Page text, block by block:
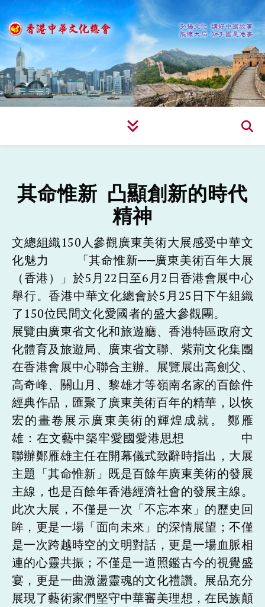
其命惟新 凸顯創新的時代
精神
文總組織150人參觀廣東美術大展感受中華文
化魅力 「其命惟新──廣東美術百年大展
（香港）」於5月22日至6月2日香港會展中心
舉行。香港中華文化總會於5月25日下午組織
了150位民間文化愛國者的盛大參觀團。
展覽由廣東省文化和旅遊廳、香港特區政府文
化體育及旅遊局、廣東省文聯、紫荊文化集團
在香港會展中心聯合主辦。展覽展出高劍父、
高奇峰、關山月、黎雄才等嶺南名家的百餘件
經典作品，匯聚了廣東美術百年的精華，以恢
宏的畫卷展示廣東美術的輝煌成就。 鄭雁
雄：在文藝中築牢愛國愛港思想 中
聯辦鄭雁雄主任在開幕儀式致辭時指出，大展
主題「其命惟新」既是百餘年廣東美術的發展
主線，也是百餘年香港經濟社會的發展主線。
此次大展，不僅是一次「不忘本來」的歷史回
眸，更是一場「面向未來」的深情展望；不僅
是一次跨越時空的文明對話，更是一場血脈相
連的心靈共振；不僅是一道照鑑古今的視覺盛
宴，更是一曲激盪靈魂的文化禮讚。展品充分
展現了藝術家們堅守中華審美理想，在民族顛